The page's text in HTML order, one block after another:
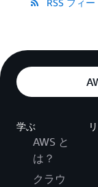
学ぶ
AWS と
は？
クラウ